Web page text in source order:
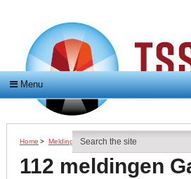
Menu
Home > Meldingen > 112 Meldingen Gasselte
112 meldingen